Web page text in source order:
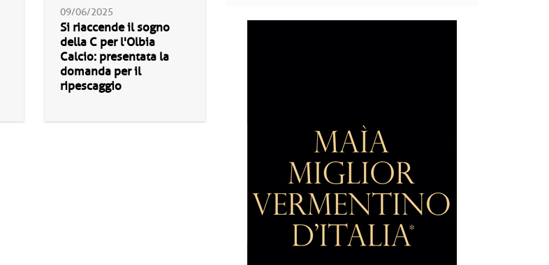
09/06/2025
Si riaccende il sogno
della C per l'Olbia
Calcio: presentata la
domanda per il
ripescaggio